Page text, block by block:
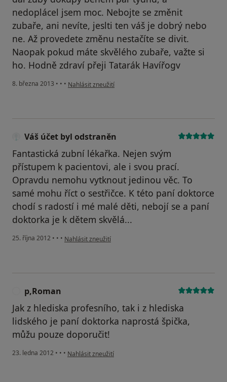
nedoplácel jsem moc. Nebojte se změnit
zubaře, ani nevíte, jeslti ten váš je dobrý nebo
ne. Až provedete změnu nestačíte se divit.
Naopak pokud máte skvělého zubaře, važte si
ho. Hodně zdraví přeji Tatarák Havířogv
8. března 2013 • • • podle názoru uživatele Váš účet byl odstraněn
Nahlásit zneužití
Váš účet byl odstraněn
Fantastická zubní lékařka. Nejen svým
přístupem k pacientovi, ale i svou prací.
Opravdu nemohu vytknout jedinou věc. To
samé mohu říct o sestřičce. K této paní doktorce
chodí s radostí i mé malé děti, nebojí se a paní
doktorka je k dětem skvělá...
25. října 2012 • • • podle názoru uživatele Váš účet byl odstraněn
Nahlásit zneužití
p,Roman
Jak z hlediska profesního, tak i z hlediska
lidského je paní doktorka naprostá špička,
můžu pouze doporučit!
23. ledna 2012 • • • podle názoru uživatele p,Roman
Nahlásit zneužití